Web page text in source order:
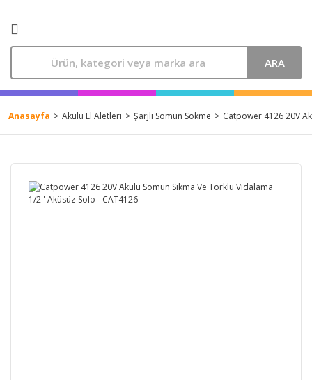
ARA
Anasayfa Akülü El Aletleri Şarjlı Somun Sökme Catpower 4126 20V